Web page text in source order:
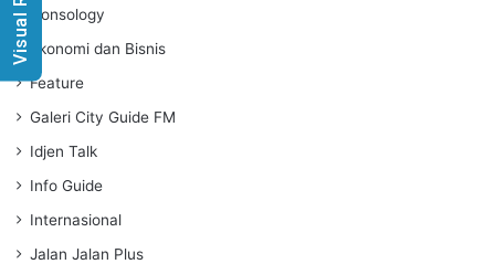
Consology
Ekonomi dan Bisnis
Feature
Galeri City Guide FM
Idjen Talk
Info Guide
Internasional
Jalan Jalan Plus